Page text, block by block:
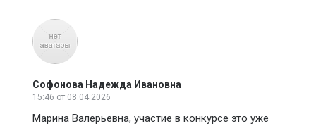
Софонова Надежда Ивановна
15:46 от 08.04.2026
Марина Валерьевна, участие в конкурсе это уже